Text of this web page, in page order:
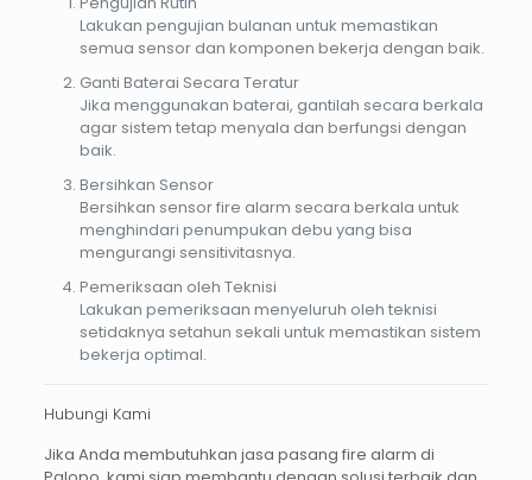
Lakukan pengujian bulanan untuk memastikan
semua sensor dan komponen bekerja dengan baik.
Ganti Baterai Secara Teratur
Jika menggunakan baterai, gantilah secara berkala
agar sistem tetap menyala dan berfungsi dengan
baik.
Bersihkan Sensor
Bersihkan sensor fire alarm secara berkala untuk
menghindari penumpukan debu yang bisa
mengurangi sensitivitasnya.
Pemeriksaan oleh Teknisi
Lakukan pemeriksaan menyeluruh oleh teknisi
setidaknya setahun sekali untuk memastikan sistem
bekerja optimal.
Hubungi Kami
Jika Anda membutuhkan jasa pasang fire alarm di